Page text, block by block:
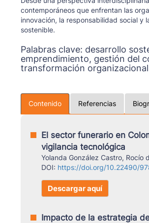
contemporáneos que enfrentan las
innovación, la responsabilidad social y
sostenible.
Palabras clave: desarrollo
emprendimiento, gestión del
transformación organizacional
Contenido Referencias
El sector funerario en
vigilancia tecnológica
Yolanda González Castro, Rocío
DOI: https://doi.org/10.22490/
Descargar aquí
Impacto de la estrategia